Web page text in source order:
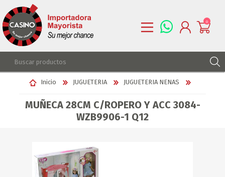
REGISTRARSE
LISTA DE DESEOS
0
Inicio JUGUETERIA JUGUETERIA NENAS
MUÑECA 28CM C/ROPERO Y ACC 3084-
WZB9906-1 Q12